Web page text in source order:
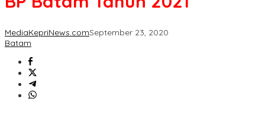
MediaKepriNews.comSeptember 23, 2020
Batam